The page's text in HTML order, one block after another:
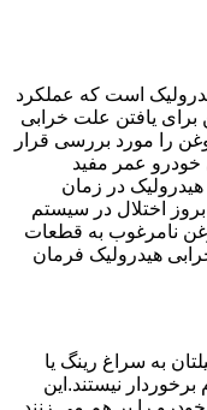
است که عملکرد
برای یافتن علت خرابی
را مورد بررسی قرار
خودرو عمر مفید
در زمان
اختلال در سیستم
نامرغوب به قطعات
هیدرولیک فرمان
به سراغ رینگ یا
برخوردار نیستند.این